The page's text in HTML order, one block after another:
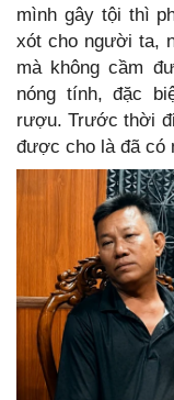
mình gây tội thì
xót cho người ta,
mà không cầm
nóng tính, đặc
rượu. Trước thời
được cho là đã có